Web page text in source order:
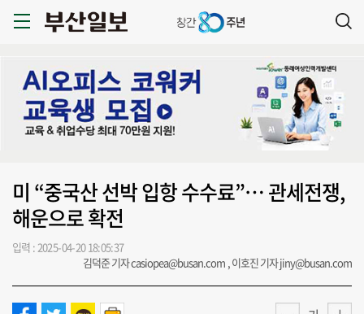
미 “중국산 선박 입항 수수료”… 관세전쟁,
해운으로 확전
입력 : 2025-04-20 18:05:37
김덕준 기자 casiopea@busan.com , 이호진 기자 jiny@busan.com